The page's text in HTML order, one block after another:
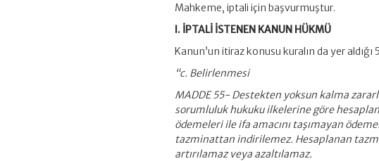
Mahkeme, iptali için başvurmuştur.
I. İPTALİ İSTENEN KANUN HÜKMÜ
Kanun’un itiraz konusu kuralın da yer aldığı
“c. Belirlenmesi
MADDE 55- Destekten yoksun kalma
sorumluluk hukuku ilkelerine göre
ödemeleri ile ifa amacını taşımayan
tazminattan indirilemez. Hesaplanan
artırılamaz veya azaltılamaz.